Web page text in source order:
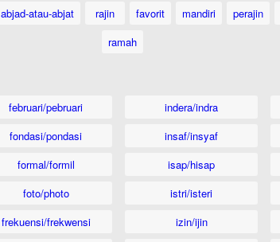
abjad-atau-abjat rajin favorit mandiri perajin
ramah
februari/pebruari
fondasi/pondasi
formal/formil
foto/photo
frekuensi/frekwensi
indera/indra
insaf/insyaf
isap/hisap
istri/isteri
izin/ijin